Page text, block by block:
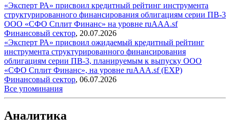
«Эксперт РА» присвоил кредитный рейтинг инструмента
структурированного финансирования облигациям серии ПВ-3
ООО «СФО Сплит Финанс» на уровне ruAAA.sf
Финансовый сектор, 20.07.2026
«Эксперт РА» присвоил ожидаемый кредитный рейтинг
инструмента структурированного финансирования
облигациям серии ПВ-3, планируемым к выпуску ООО
«СФО Сплит Финанс», на уровне ruAAA.sf (EXP)
Финансовый сектор, 06.07.2026
Все упоминания
Аналитика